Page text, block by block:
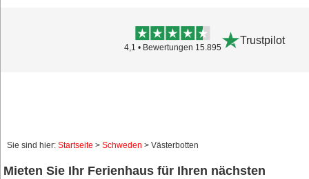
4,1 • Bewertungen 15.895
Trustpilot
Sie sind hier: Startseite > Schweden > Västerbotten
Mieten Sie Ihr Ferienhaus für Ihren nächsten